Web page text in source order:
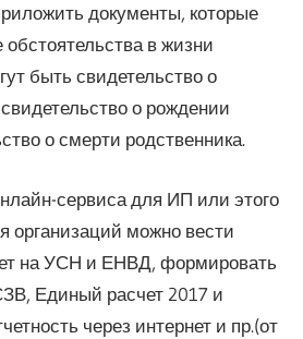
документы, которые
в жизни
быть свидетельство о
о рождении
о смерти родственника.
сервиса для ИП или этого
организаций можно вести
на УСН и ЕНВД, формировать
Единый расчет 2017 и
через интернет и пр.(от